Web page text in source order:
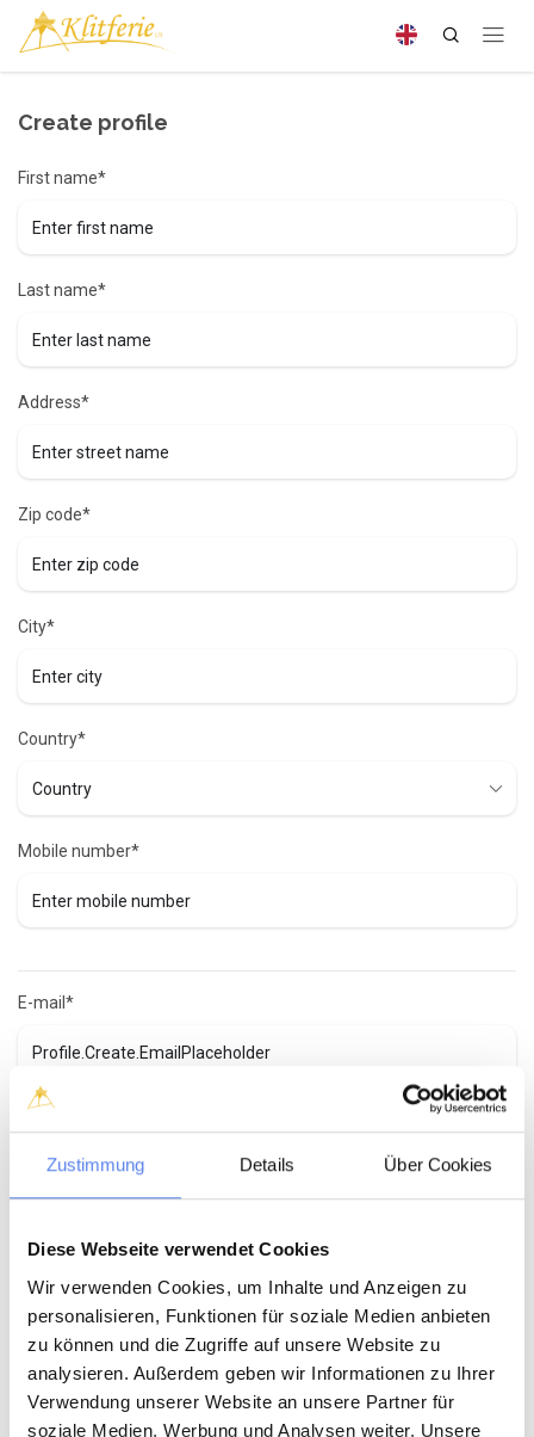
Zustimmung Details Über Cookies
Diese Webseite verwendet Cookies
Wir verwenden Cookies, um Inhalte und Anzeigen zu
personalisieren, Funktionen für soziale Medien anbieten
zu können und die Zugriffe auf unsere Website zu
analysieren. Außerdem geben wir Informationen zu Ihrer
Verwendung unserer Website an unsere Partner für
soziale Medien, Werbung und Analysen weiter. Unsere
Create profile
First name*
Last name*
Address*
Zip code*
City*
Country*
Mobile number*
E-mail*
Password (at least 8 characters - no spaces)
Yes please!I want to receive marketing e-mails from
Klitferie. This includes exclusive offers, inspiration for your